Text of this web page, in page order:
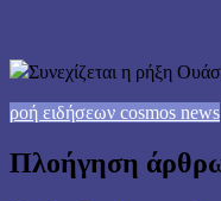
Συνεχίζεται η ρήξη
ροή ειδήσεων cosmos news
Πλοήγηση